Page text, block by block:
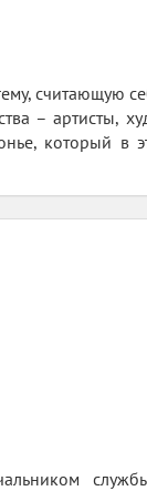
считающую
– артисты,
который в